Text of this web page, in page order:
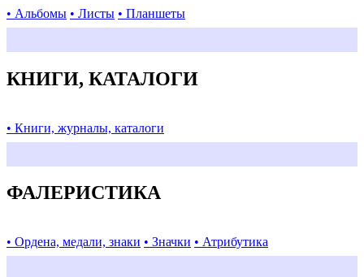
• Альбомы • Листы • Планшеты
КНИГИ, КАТАЛОГИ
• Книги, журналы, каталоги
ФАЛЕРИСТИКА
• Ордена, медали, знаки • Значки • Атрибутика